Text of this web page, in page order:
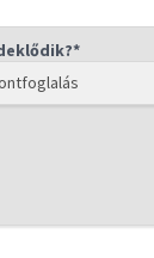
részletek
részletek